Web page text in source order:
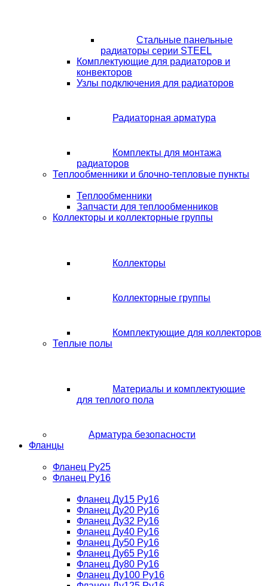
Стальные панельные
радиаторы серии STEEL
Комплектующие для радиаторов и
конвекторов
Узлы подключения для радиаторов
Радиаторная арматура
Комплекты для монтажа
радиаторов
Теплообменники и блочно-тепловые пункты
Теплообменники
Запчасти для теплообменников
Коллекторы и коллекторные группы
Коллекторы
Коллекторные группы
Комплектующие для коллекторов
Теплые полы
Материалы и комплектующие
для теплого пола
Арматура безопасности
Фланцы
Фланец Ру25
Фланец Ру16
Фланец Ду15 Ру16
Фланец Ду20 Ру16
Фланец Ду32 Ру16
Фланец Ду40 Ру16
Фланец Ду50 Ру16
Фланец Ду65 Ру16
Фланец Ду80 Ру16
Фланец Ду100 Ру16